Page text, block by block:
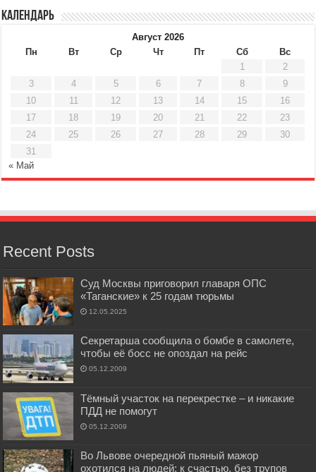
Календарь
Август 2026
Пн
Вт Ср Чт Пт Сб
Вс
1
2
3
4 5 6 7 8
9
10
11 12 13 14 15
16
17
18 19 20 21 22
23
24
25 26 27 28 29
30
31
« Май
Recent Posts
Суд Москвы приговорил главаря ОПС
«Таганские» к 25 годам тюрьмы
12.05.2025
Секретарша сообщила о бомбе в самолете,
чтобы её босс не опоздал на рейс
05.12.2009
Тёмный участок на перекрестке – и никакие
ПДД не помогут
05.12.2009
Во Львове очередной пьяный мажор
охотился на людей: к счастью, без трупов